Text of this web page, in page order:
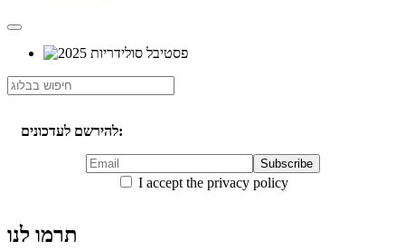
להירשם לעדכונים:
I accept the privacy policy
תרמו לנו